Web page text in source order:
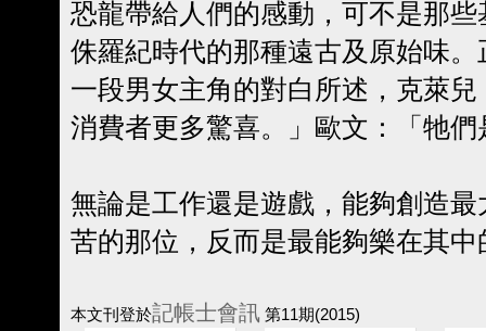
恐龍帶給人們的感動，可不是那
侏羅紀時代的那種遠古及原始味
一段男女主角的對白所述，克萊
消費者更多驚喜。」歐文：「牠
無論是工作還是遊戲，能夠創造
苦的那位，反而是最能夠樂在其中
本文刊登於記帳士會訊 第11期(2015)